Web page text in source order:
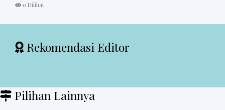
0 Dilihat
Rekomendasi Editor
Pilihan Lainnya